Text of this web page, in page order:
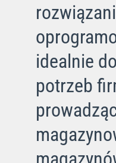
idealnie
potrzeb